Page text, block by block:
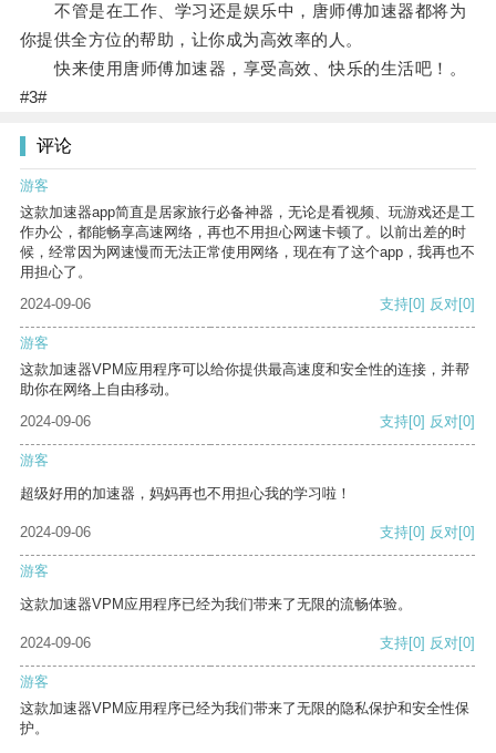
不管是在工作、学习还是娱乐中，唐师傅加速器都将为
你提供全方位的帮助，让你成为高效率的人。
快来使用唐师傅加速器，享受高效、快乐的生活吧！。
#3#
评论
游客
这款加速器app简直是居家旅行必备神器，无论是看视频、玩游戏还是工
作办公，都能畅享高速网络，再也不用担心网速卡顿了。以前出差的时
候，经常因为网速慢而无法正常使用网络，现在有了这个app，我再也不
用担心了。
2024-09-06
支持[0] 反对[0]
游客
这款加速器VPM应用程序可以给你提供最高速度和安全性的连接，并帮
助你在网络上自由移动。
2024-09-06
支持[0] 反对[0]
游客
超级好用的加速器，妈妈再也不用担心我的学习啦！
2024-09-06 支持[0] 反对[0]
游客
这款加速器VPM应用程序已经为我们带来了无限的流畅体验。
2024-09-06 支持[0] 反对[0]
游客
这款加速器VPM应用程序已经为我们带来了无限的隐私保护和安全性保
护。